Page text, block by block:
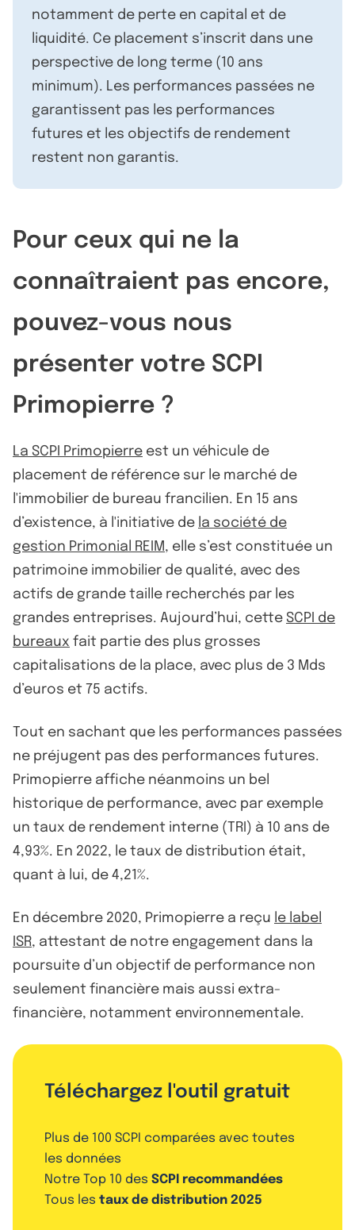
notamment de perte en capital et de
liquidité. Ce placement s’inscrit dans une
perspective de long terme (10 ans
minimum). Les performances passées ne
garantissent pas les performances
futures et les objectifs de rendement
restent non garantis.
Pour ceux qui ne la
connaîtraient pas encore,
pouvez-vous nous
présenter votre SCPI
Primopierre ?
La SCPI Primopierre est un véhicule de
placement de référence sur le marché de
l'immobilier de bureau francilien. En 15 ans
d’existence, à l'initiative de la société de
gestion Primonial REIM, elle s’est constituée un
patrimoine immobilier de qualité, avec des
actifs de grande taille recherchés par les
grandes entreprises. Aujourd’hui, cette SCPI de
bureaux fait partie des plus grosses
capitalisations de la place, avec plus de 3 Mds
d’euros et 75 actifs.
Tout en sachant que les performances passées
ne préjugent pas des performances futures.
Primopierre affiche néanmoins un bel
historique de performance, avec par exemple
un taux de rendement interne (TRI) à 10 ans de
4,93%. En 2022, le taux de distribution était,
quant à lui, de 4,21%.
En décembre 2020, Primopierre a reçu le label
ISR, attestant de notre engagement dans la
poursuite d’un objectif de performance non
seulement financière mais aussi extra-
financière, notamment environnementale.
Téléchargez l'outil gratuit
Plus de 100 SCPI comparées avec toutes
les données
Notre Top 10 des SCPI recommandées
Tous les taux de distribution 2025